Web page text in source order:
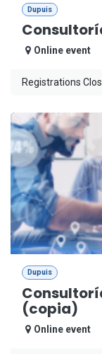
Dupuis
Online event
Registrations
Dupuis
(copia)
Online event